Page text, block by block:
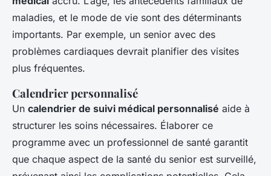
maladies, et le mode de vie sont des déterminants
importants. Par exemple, un senior avec des
problèmes cardiaques devrait planifier des visites
plus fréquentes.
Calendrier personnalisé
Un calendrier de suivi médical personnalisé aide à
structurer les soins nécessaires. Élaborer ce
programme avec un professionnel de santé garantit
que chaque aspect de la santé du senior est surveillé,